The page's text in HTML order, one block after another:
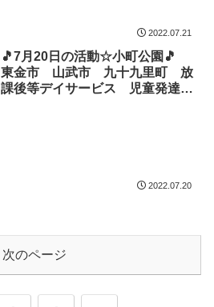
2022.07.21
🎵7月20日の活動☆小町公園🎵
東金市 山武市 九十九里町 放
課後等デイサービス 児童発達支
2022.07.20
次のページ